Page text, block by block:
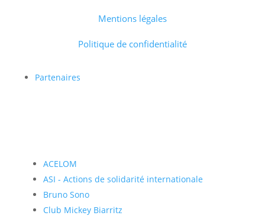
Mentions légales
Politique de confidentialité
Partenaires
ACELOM
ASI - Actions de solidarité internationale
Bruno Sono
Club Mickey Biarritz